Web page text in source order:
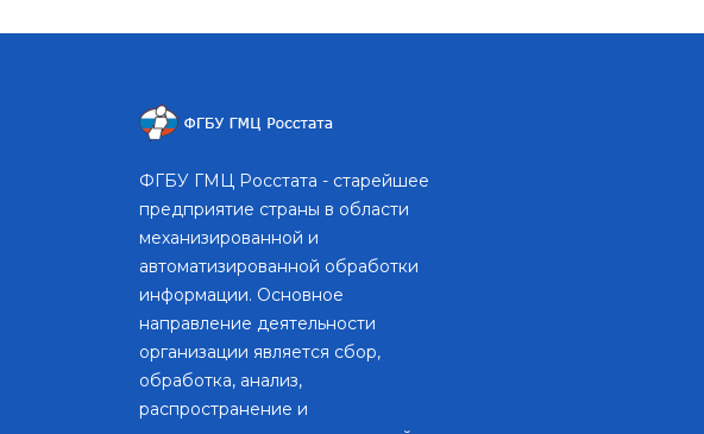
ФГБУ ГМЦ Росстата - старейшее
предприятие страны в области
механизированной и
автоматизированной обработки
информации. Основное
направление деятельности
организации является сбор,
обработка, анализ,
распространение и